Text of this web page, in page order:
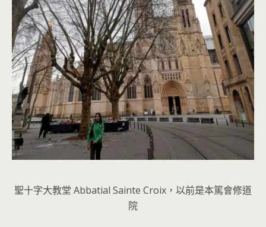
聖十字大教堂 Abbatial Sainte Croix，以前是本篤會修道
院